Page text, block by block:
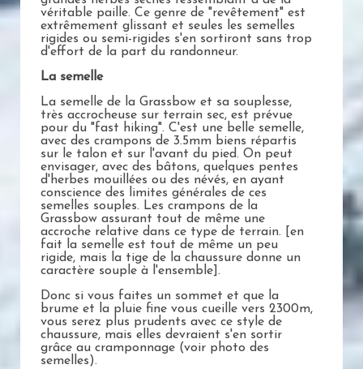
véritable paille. Ce genre de "revêtement" est
extrêmement glissant et seules les semelles
rigides ou semi-rigides s'en sortiront sans trop
d'effort de la part du randonneur.
La semelle
La semelle de la Grassbow et sa souplesse,
très accrocheuse sur terrain sec, est prévue
pour du "fast hiking". C'est une belle semelle,
avec des crampons de 3.5mm biens répartis
sur le talon et sur l'avant du pied. On peut
envisager, avec des bâtons, quelques pentes
d'herbes mouillées ou des névés, en ayant
conscience des limites générales de ces
semelles souples. Les crampons de la
Grassbow assurant tout de même une
accroche relative dans ce type de terrain. [en
fait la semelle est tout de même un peu
rigide, mais la tige de la chaussure donne un
caractère souple à l'ensemble].
Donc si vous faites un sommet et que la
brume et la pluie fine vous cueille vers 2300m,
vous serez plus prudents avec ce style de
chaussure, mais elles devraient s'en sortir
grâce au cramponnage (voir photo des
semelles).